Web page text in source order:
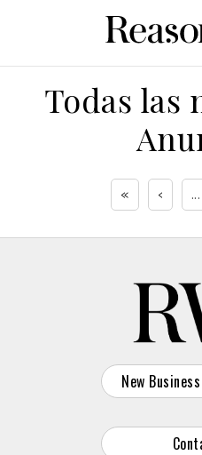
Todas las
« ‹ ...
New